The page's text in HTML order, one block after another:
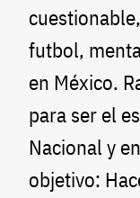
futbol,
en México.
para ser el
Nacional y
objetivo: